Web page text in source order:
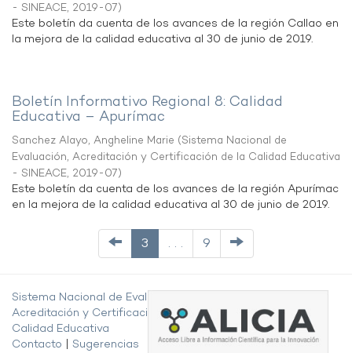
- SINEACE, 2019-07)
Este boletín da cuenta de los avances de la región Callao en
la mejora de la calidad educativa al 30 de junio de 2019.
Boletín Informativo Regional 8: Calidad
Educativa – Apurímac
Sanchez Alayo, Angheline Marie (Sistema Nacional de
Evaluación, Acreditación y Certificación de la Calidad Educativa
- SINEACE, 2019-07)
Este boletín da cuenta de los avances de la región Apurímac
en la mejora de la calidad educativa al 30 de junio de 2019.
3 . . . 9
Sistema Nacional de Evaluación,
Acreditación y Certificación de la
Calidad Educativa
Contacto
Sugerencias